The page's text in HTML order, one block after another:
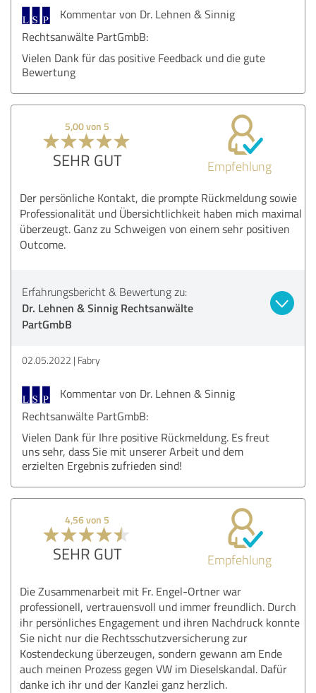
Kommentar von Dr. Lehnen & Sinnig
Rechtsanwälte PartGmbB:
Vielen Dank für das positive Feedback und die gute
Bewertung
5,00 von 5
SEHR GUT Empfehlung
Der persönliche Kontakt, die prompte Rückmeldung sowie
Professionalität und Übersichtlichkeit haben mich maximal
überzeugt. Ganz zu Schweigen von einem sehr positiven
Outcome.
Erfahrungsbericht & Bewertung zu:
Dr. Lehnen & Sinnig Rechtsanwälte
PartGmbB
02.05.2022 Fabry
Kommentar von Dr. Lehnen & Sinnig
Rechtsanwälte PartGmbB:
Vielen Dank für Ihre positive Rückmeldung. Es freut
uns sehr, dass Sie mit unserer Arbeit und dem
erzielten Ergebnis zufrieden sind!
4,56 von 5
SEHR GUT Empfehlung
Die Zusammenarbeit mit Fr. Engel-Ortner war
professionell, vertrauensvoll und immer freundlich. Durch
ihr persönliches Engagement und ihren Nachdruck konnte
Sie nicht nur die Rechtsschutzversicherung zur
Kostendeckung überzeugen, sondern gewann am Ende
auch meinen Prozess gegen VW im Dieselskandal. Dafür
danke ich ihr und der Kanzlei ganz herzlich.